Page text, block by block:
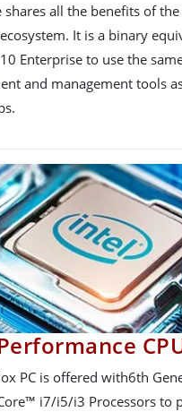
shares all the benefits of
It is a binary
Enterprise to use the
and management tools
PC is offered with6th
i7/i5/i3 Processors to